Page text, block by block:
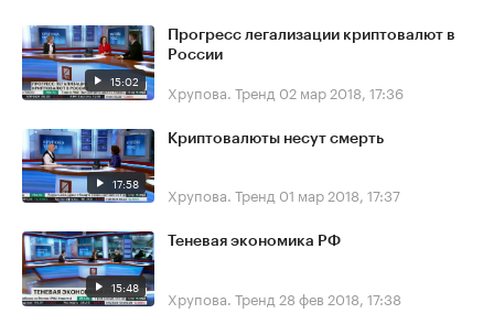
15:02
Прогресс легализации криптовалют в
России
Хрупова. Тренд 02 мар 2018, 17:36
17:58
Криптовалюты несут смерть
Хрупова. Тренд 01 мар 2018, 17:37
15:48
Теневая экономика РФ
Хрупова. Тренд 28 фев 2018, 17:38